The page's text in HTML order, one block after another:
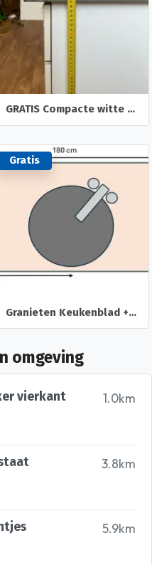
GRATIS Compacte witte keuken met RVS blad en spoelbak
Gratis
Granieten Keukenblad + Wasbak (al gedemonteerd)
omgeving
1.0km
vierkant
3.8km
5.9km